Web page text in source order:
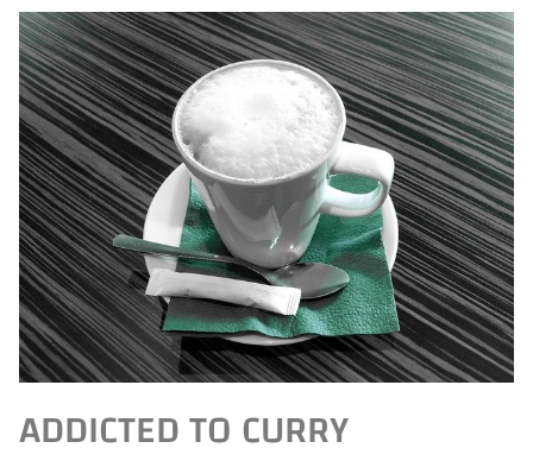
ADDICTED TO CURRY